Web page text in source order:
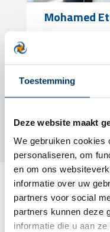
Toestemming
Deze website maakt
We gebruiken cookies
personaliseren, om
en om ons
informatie over uw
partners voor social
partners kunnen deze
informatie die u aan
Mohamed
Misschien